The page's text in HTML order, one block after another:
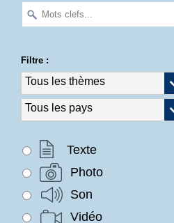
Filtre :
Texte
Photo
Son
Vidéo